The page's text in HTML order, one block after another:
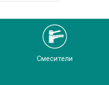
Смесители